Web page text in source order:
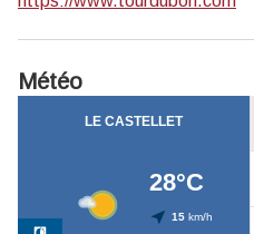
Météo